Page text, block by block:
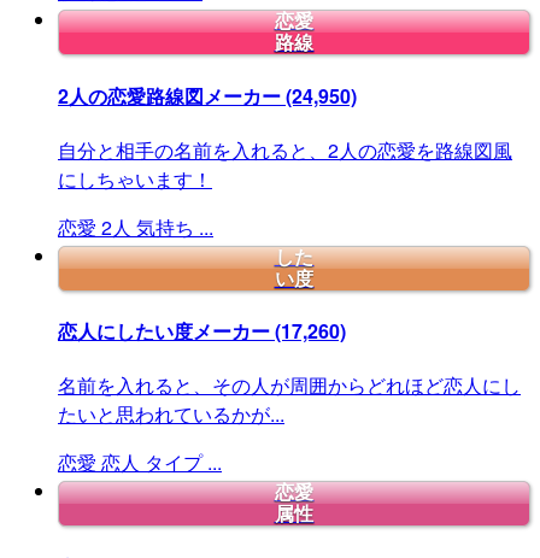
恋愛
路線
2人の恋愛路線図メーカー(24,950)
自分と相手の名前を入れると、2人の恋愛を路線図風
にしちゃいます！
恋愛 2人 気持ち ...
した
い度
恋人にしたい度メーカー(17,260)
名前を入れると、その人が周囲からどれほど恋人にし
たいと思われているかが...
恋愛 恋人 タイプ ...
恋愛
属性